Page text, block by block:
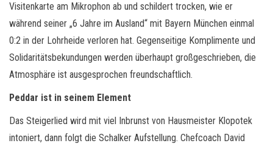
Visitenkarte am Mikrophon ab und schildert trocken, wie er
während seiner „6 Jahre im Ausland“ mit Bayern München einmal
0:2 in der Lohrheide verloren hat. Gegenseitige Komplimente und
Solidaritätsbekundungen werden überhaupt großgeschrieben, die
Atmosphäre ist ausgesprochen freundschaftlich.
Peddar ist in seinem Element
Das Steigerlied wird mit viel Inbrunst von Hausmeister Klopotek
intoniert, dann folgt die Schalker Aufstellung. Chefcoach David